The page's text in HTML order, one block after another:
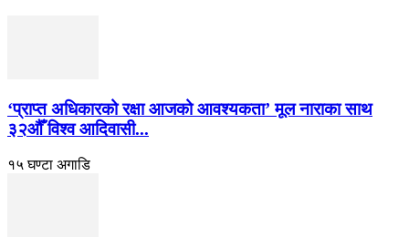
‘प्राप्त अधिकारको रक्षा आजको आवश्यकता’ मूल नाराका साथ
३२औँ विश्व आदिवासी...
१५ घण्टा अगाडि